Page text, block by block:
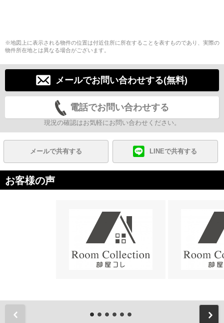
※地図上に表示される物件の位置は付近住所に所在することを表すものであり、実際の
物件所在地とは異なる場合がございます。
メールでお問い合わせする(無料)
電話でお問い合わせする
現況の確認はお気軽にお問い合わせください。
メールで共有する LINEで共有する
お客様の声